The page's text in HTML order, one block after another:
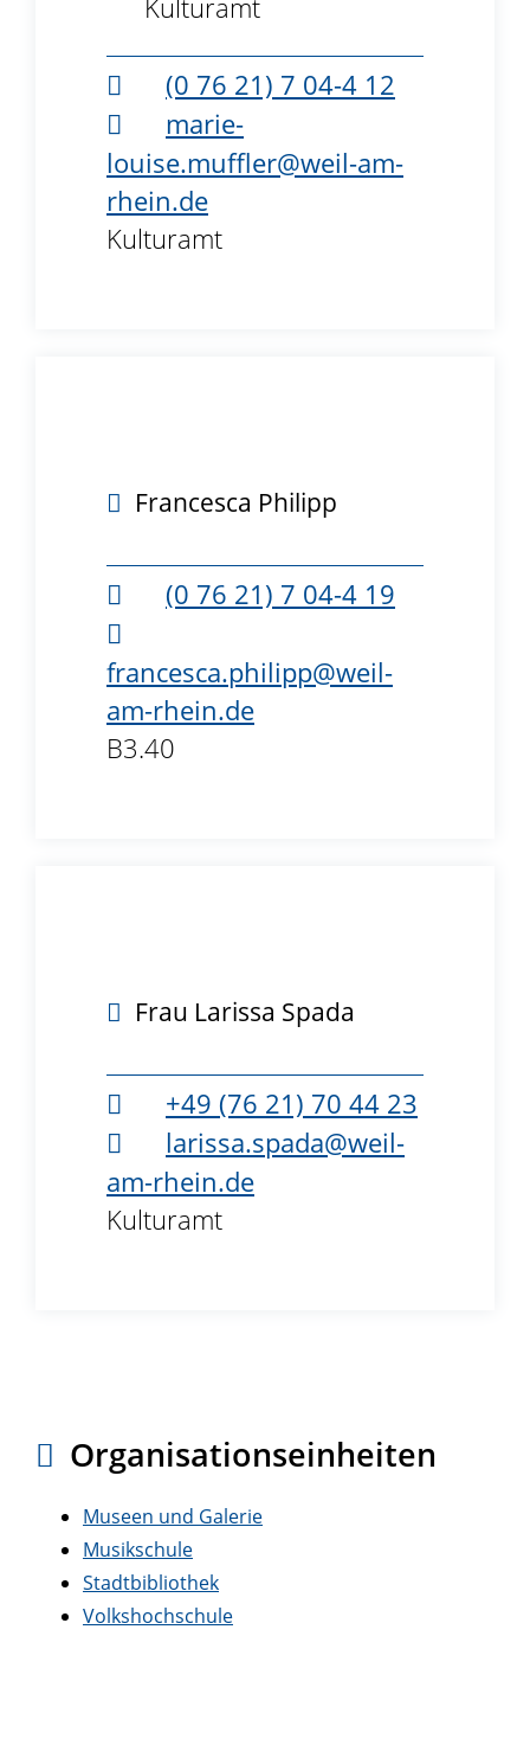
Kulturamt
(0 76 21) 7 04-4 12
marie-
louise.muffler@weil-am-
rhein.de
Kulturamt
Francesca Philipp
(0 76 21) 7 04-4 19
francesca.philipp@weil-
am-rhein.de
B3.40
Frau Larissa Spada
+49 (76 21) 70 44 23
larissa.spada@weil-
am-rhein.de
Kulturamt
Organisationseinheiten
Museen und Galerie
Musikschule
Stadtbibliothek
Volkshochschule